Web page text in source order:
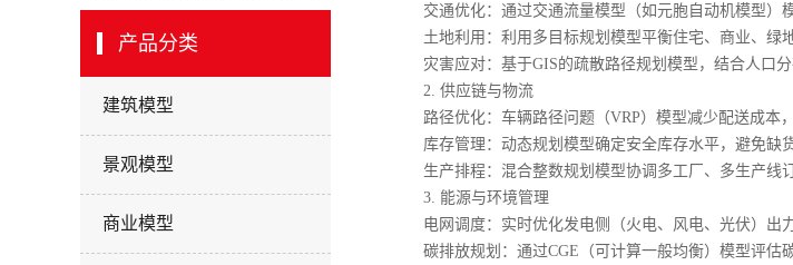
产品分类
建筑模型
景观模型
商业模型
交通优化：通过交通流量模型（如元胞自动机模型）
土地利用：利用多目标规划模型平衡住宅、商业、绿地
灾害应对：基于GIS的疏散路径规划模型，结合人口分
2. 供应链与物流
路径优化：车辆路径问题（VRP）模型减少配送成本
库存管理：动态规划模型确定安全库存水平，避免缺
生产排程：混合整数规划模型协调多工厂、多生产线订
3. 能源与环境管理
电网调度：实时优化发电侧（火电、风电、光伏）出力
碳排放规划：通过CGE（可计算一般均衡）模型评估